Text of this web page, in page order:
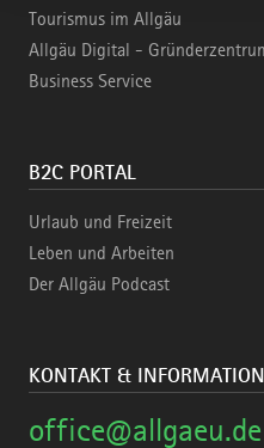
Tourismus im Allgäu
Allgäu Digital -
Business Service
B2C PORTAL
Urlaub und Freizeit
Leben und Arbeiten
Der Allgäu Podcast
KONTAKT & INFORMATION
office@allgaeu.de